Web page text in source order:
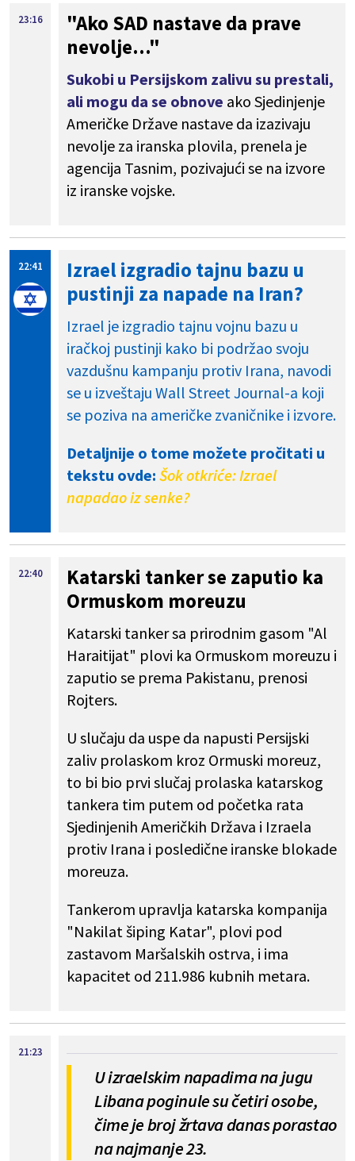
23:16
"Ako SAD nastave da prave
nevolje..."
Sukobi u Persijskom zalivu su prestali,
ali mogu da se obnove ako Sjedinjenje
Američke Države nastave da izazivaju
nevolje za iranska plovila, prenela je
agencija Tasnim, pozivajući se na izvore
iz iranske vojske.
22:41
Izrael izgradio tajnu bazu u
pustinji za napade na Iran?
Izrael je izgradio tajnu vojnu bazu u
iračkoj pustinji kako bi podržao svoju
vazdušnu kampanju protiv Irana, navodi
se u izveštaju Wall Street Journal-a koji
se poziva na američke zvaničnike i izvore.
Detaljnije o tome možete pročitati u
tekstu ovde: Šok otkriće: Izrael
napadao iz senke?
22:40
Katarski tanker se zaputio ka
Ormuskom moreuzu
Katarski tanker sa prirodnim gasom "Al
Haraitijat" plovi ka Ormuskom moreuzu i
zaputio se prema Pakistanu, prenosi
Rojters.
U slučaju da uspe da napusti Persijski
zaliv prolaskom kroz Ormuski moreuz,
to bi bio prvi slučaj prolaska katarskog
tankera tim putem od početka rata
Sjedinjenih Američkih Država i Izraela
protiv Irana i posledične iranske blokade
moreuza.
Tankerom upravlja katarska kompanija
"Nakilat šiping Katar", plovi pod
zastavom Maršalskih ostrva, i ima
kapacitet od 211.986 kubnih metara.
21:23
U izraelskim napadima na jugu
Libana poginule su četiri osobe,
čime je broj žrtava danas porastao
na najmanje 23.